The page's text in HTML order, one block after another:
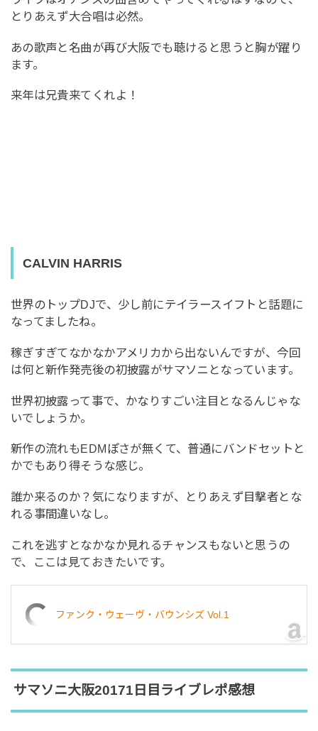
とりあえず大合唱は必然。
あの歌声と名曲が再び大阪でも聴けると思うと胸が躍り
ます。
来年は兄貴来てくれよ！
CALVIN HARRIS
世界のトップDJで、少し前にテイラースイフトと話題に
なってましたね。
稼ぎすぎてなかなかアメリカから出ないんですが、今回
は何と新作発売後の初披露がサマソニとなっています。
世界初披露って事で、かなりすごい注目となるんじゃな
いでしょうか。
新作の流れもEDMぽさが無くて、普通にバンドセットと
かでもあり得そうな感じ。
誰か来るのか？気になりますが、とりあえず目撃者とな
れる事間違いなし。
これを逃すとなかなか見れるチャンスもないと思うの
で、ここは見ておきたいです。
ファンク・ウェーヴ・バウンシズ Vol.1
サマソニ大阪20171日目ライブレポ感想